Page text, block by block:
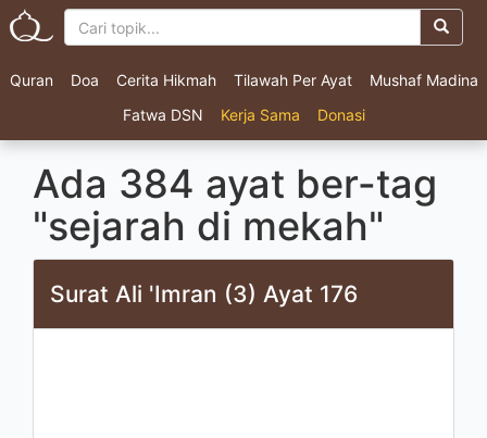
Quran Doa Cerita Hikmah Tilawah Per Ayat
Mushaf Madina
Fatwa DSN
Kerja Sama Donasi
Ada 384 ayat ber-tag
"sejarah di mekah"
Surat Ali 'Imran (3) Ayat 176